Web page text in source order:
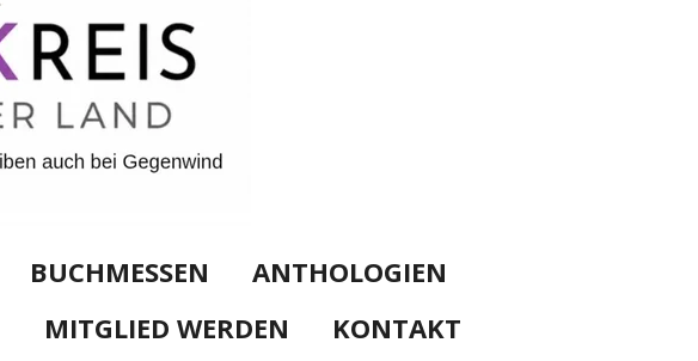
BUCHMESSEN
ANTHOLOGIEN
MITGLIED WERDEN KONTAKT